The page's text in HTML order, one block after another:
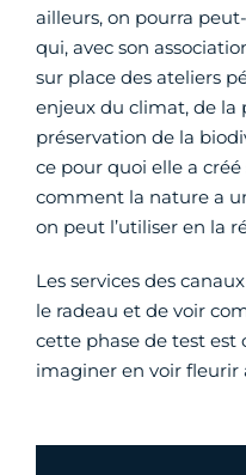
ailleurs, on pourra
qui, avec son
sur place des ateliers
enjeux du climat, de la
préservation de la
ce pour quoi elle a
comment la nature a
on peut l’utiliser en la
Les services des
le radeau et de voir
cette phase de test est
imaginer en voir fleurir